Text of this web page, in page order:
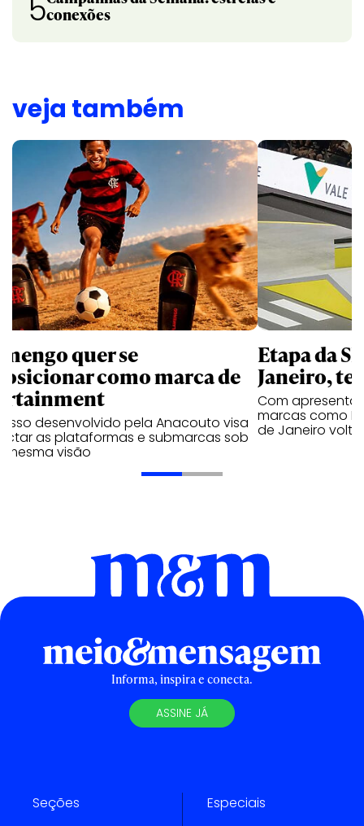
5conexões
veja também
quer se
como marca de
desenvolvido pela Anacouto visa
as plataformas e submarcas sob
mesma visão
Etapa da
Janeiro,
Com
marcas como
de Janeiro
Informa, inspira e conecta.
ASSINE JÁ
Seções Especiais